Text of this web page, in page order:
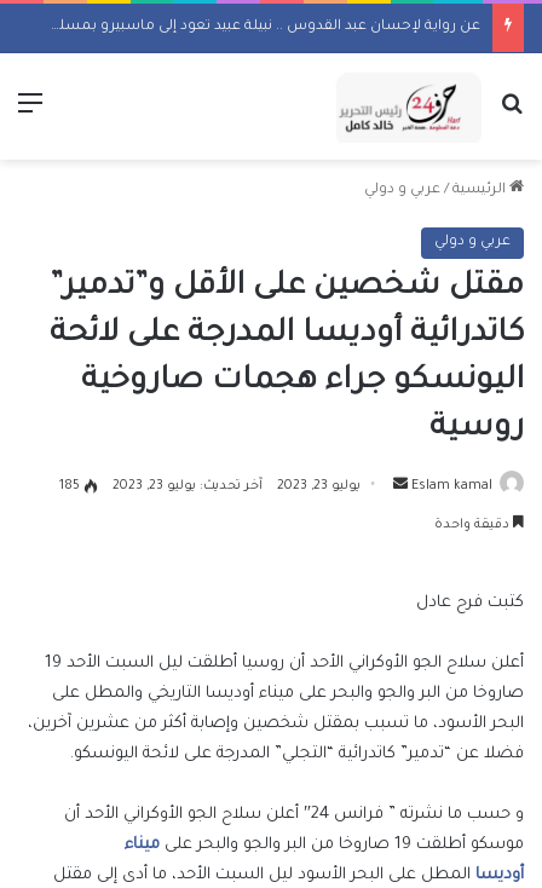
عن رواية لإحسان عبد القدوس .. نبيلة عبيد تعود إلى ماسبيرو بمسلسل إذاعي
بحث عن
الرئيسية / عربي و دولي
عربي و دولي
مقتل شخصين على الأقل و”تدمير”
كاتدرائية أوديسا المدرجة على لائحة
اليونسكو جراء هجمات صاروخية
روسية
Eslam kamal
أرسل يوليو 23, 2023 آخر تحديث: يوليو 23, 2023 185
دقيقة واحدة
كتبت فرح عادل
أعلن سلاح الجو الأوكراني الأحد أن روسيا أطلقت ليل السبت الأحد 19
صاروخا من البر والجو والبحر على ميناء أوديسا التاريخي والمطل على
البحر الأسود، ما تسبب بمقتل شخصين وإصابة أكثر من عشرين آخرين،
فضلا عن “تدمير” كاتدرائية “التجلي” المدرجة على لائحة اليونسكو.
و حسب ما نشرته ” فرانس 24″ أعلن سلاح الجو الأوكراني الأحد أن
موسكو أطلقت 19 صاروخا من البر والجو والبحر على
ميناء
أوديسا المطل على البحر الأسود ليل السبت الأحد، ما أدى إلى مقتل